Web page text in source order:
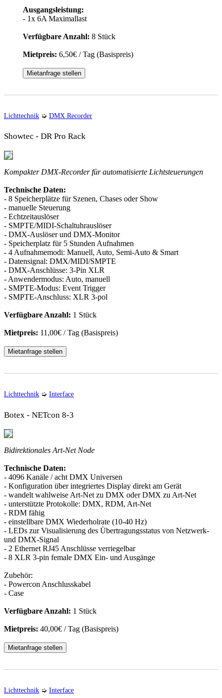
Ausgangsleistung:
- 1x 6A Maximallast
Verfügbare Anzahl: 8 Stück
Mietpreis: 6,50€ / Tag (Basispreis)
Mietanfrage stellen
Lichttechnik ➭ DMX Recorder
Showtec - DR Pro Rack
Kompakter DMX-Recorder für automatisierte Lichtsteuerungen
Technische Daten:
- 8 Speicherplätze für Szenen, Chases oder Show
- manuelle Steuerung
- Echtzeitauslöser
- SMPTE/MIDI-Schaltuhrauslöser
- DMX-Auslöser und DMX-Monitor
- Speicherplatz für 5 Stunden Aufnahmen
- 4 Aufnahmemodi: Manuell, Auto, Semi-Auto & Smart
- Datensignal: DMX/MIDI/SMPTE
- DMX-Anschlüsse: 3-Pin XLR
- Anwendermodus: Auto, manuell
- SMPTE-Modus: Event Trigger
- SMPTE-Anschluss: XLR 3-pol
Verfügbare Anzahl: 1 Stück
Mietpreis: 11,00€ / Tag (Basispreis)
Mietanfrage stellen
Lichttechnik ➭ Interface
Botex - NETcon 8-3
Bidirektionales Art-Net Node
Technische Daten:
- 4096 Kanäle / acht DMX Universen
- Konfiguration über integriertes Display direkt am Gerät
- wandelt wahlweise Art-Net zu DMX oder DMX zu Art-Net
- unterstützte Protokolle: DMX, RDM, Art-Net
- RDM fähig
- einstellbare DMX Wiederholrate (10-40 Hz)
- LEDs zur Visualisierung des Übertragungsstatus von Netzwerk-
und DMX-Signal
- 2 Ethernet RJ45 Anschlüsse verriegelbar
- 8 XLR 3-pin female DMX Ein- und Ausgänge
Zubehör:
- Powercon Anschlusskabel
- Case
Verfügbare Anzahl: 1 Stück
Mietpreis: 40,00€ / Tag (Basispreis)
Mietanfrage stellen
Lichttechnik ➭ Interface